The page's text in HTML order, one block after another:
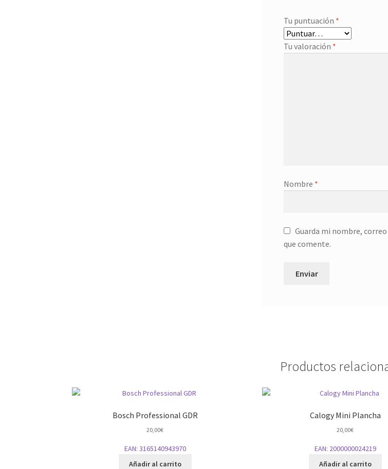
Tu puntuación *
Tu valoración *
Nombre *
Guarda mi nombre,
que comente.
Productos
Bosch Professional GDR
20,00€
EAN: 3165140943970
Añadir al carrito
Calogy Mini Plancha
20,00€
EAN: 2000000024219
Añadir al carrito